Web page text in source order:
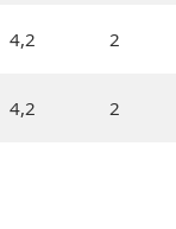
4,2 2
4,2 2